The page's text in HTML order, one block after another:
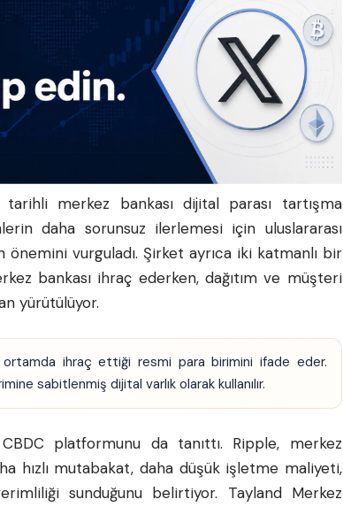
tarihli merkez bankası dijital parası tartışma
daha sorunsuz ilerlemesi için uluslararası
vurguladı. Şirket ayrıca iki katmanlı bir
bankası ihraç ederken, dağıtım ve müşteri
yürütülüyor.
ortamda ihraç ettiği resmi para birimini ifade eder.
sabitlenmiş dijital varlık olarak kullanılır.
platformunu da tanıttı. Ripple, merkez
hızlı mutabakat, daha düşük işletme maliyeti,
sunduğunu belirtiyor. Tayland Merkez